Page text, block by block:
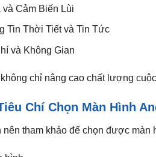
và Cảm Biến Lùi
Tin Thời Tiết và Tin Tức
và Không Gian
chỉ nâng cao chất lượng
Chí Chọn Màn Hình
nên tham khảo để chọn được màn